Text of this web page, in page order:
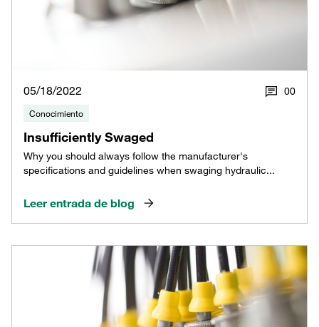
05/18/2022 00
Conocimiento
Insufficiently Swaged
Why you should always follow the manufacturer's
specifications and guidelines when swaging hydraulic...
Leer entrada de blog